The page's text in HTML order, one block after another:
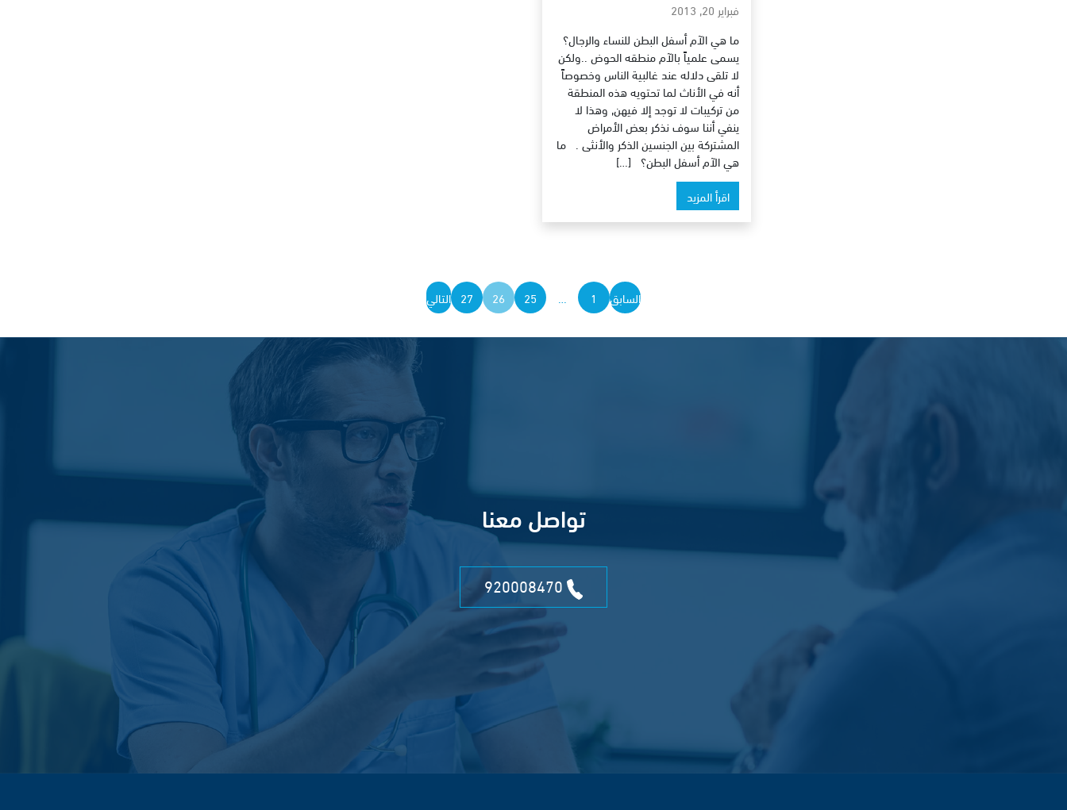
فبراير 20, 2013
ما هي الآم أسفل البطن للنساء والرجال؟
يسمى علمياً بالآم منطقه الحوض ..ولكن
لا تلقى دلاله عند غالبية الناس وخصوصاً
أنه في الأناث لما تحتويه هذه المنطقة
من تركيبات لا توجد إلا فيهن, وهذا لا
ينفي أننا سوف نذكر بعض الأمراض
المشتركة بين الجنسين الذكر والأنثى . ما
هي الآم أسفل البطن؟ […]
اقرأ المزيد
تعدد
صفحات
السابق 1
25
26
27 التالي
تواصل معنا